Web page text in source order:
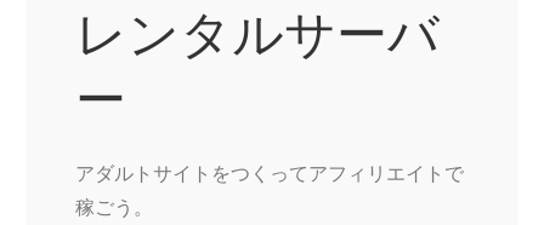
レンタルサーバ
ー
アダルトサイトをつくってアフィリエイトで
稼ごう。